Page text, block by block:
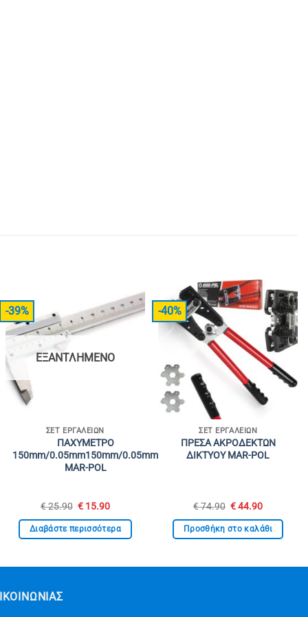
-39%
ΕΞΑΝΤΛΗΜΈΝΟ
ΣΕΤ ΕΡΓΑΛΕΊΩΝ
ΠΑΧΥΜΕΤΡΟ
150mm/0.05mm150mm/0.05mm
MAR-POL
€25.90 Original
was:
€ 25.90.
€ 15.90Η
τιμή
είναι:
Διαβάστε περισσότερα
-40%
ΣΕΤ ΕΡΓΑΛΕΊΩΝ
ΠΡΕΣΑ ΑΚΡΟΔΕΚΤΩΝ
ΔΙΚΤΥΟΥ MAR-POL
€74.90 Original
was:
€ 74.90.
€44.90Η
τιμή
είναι:
Προσθήκη στο καλάθι